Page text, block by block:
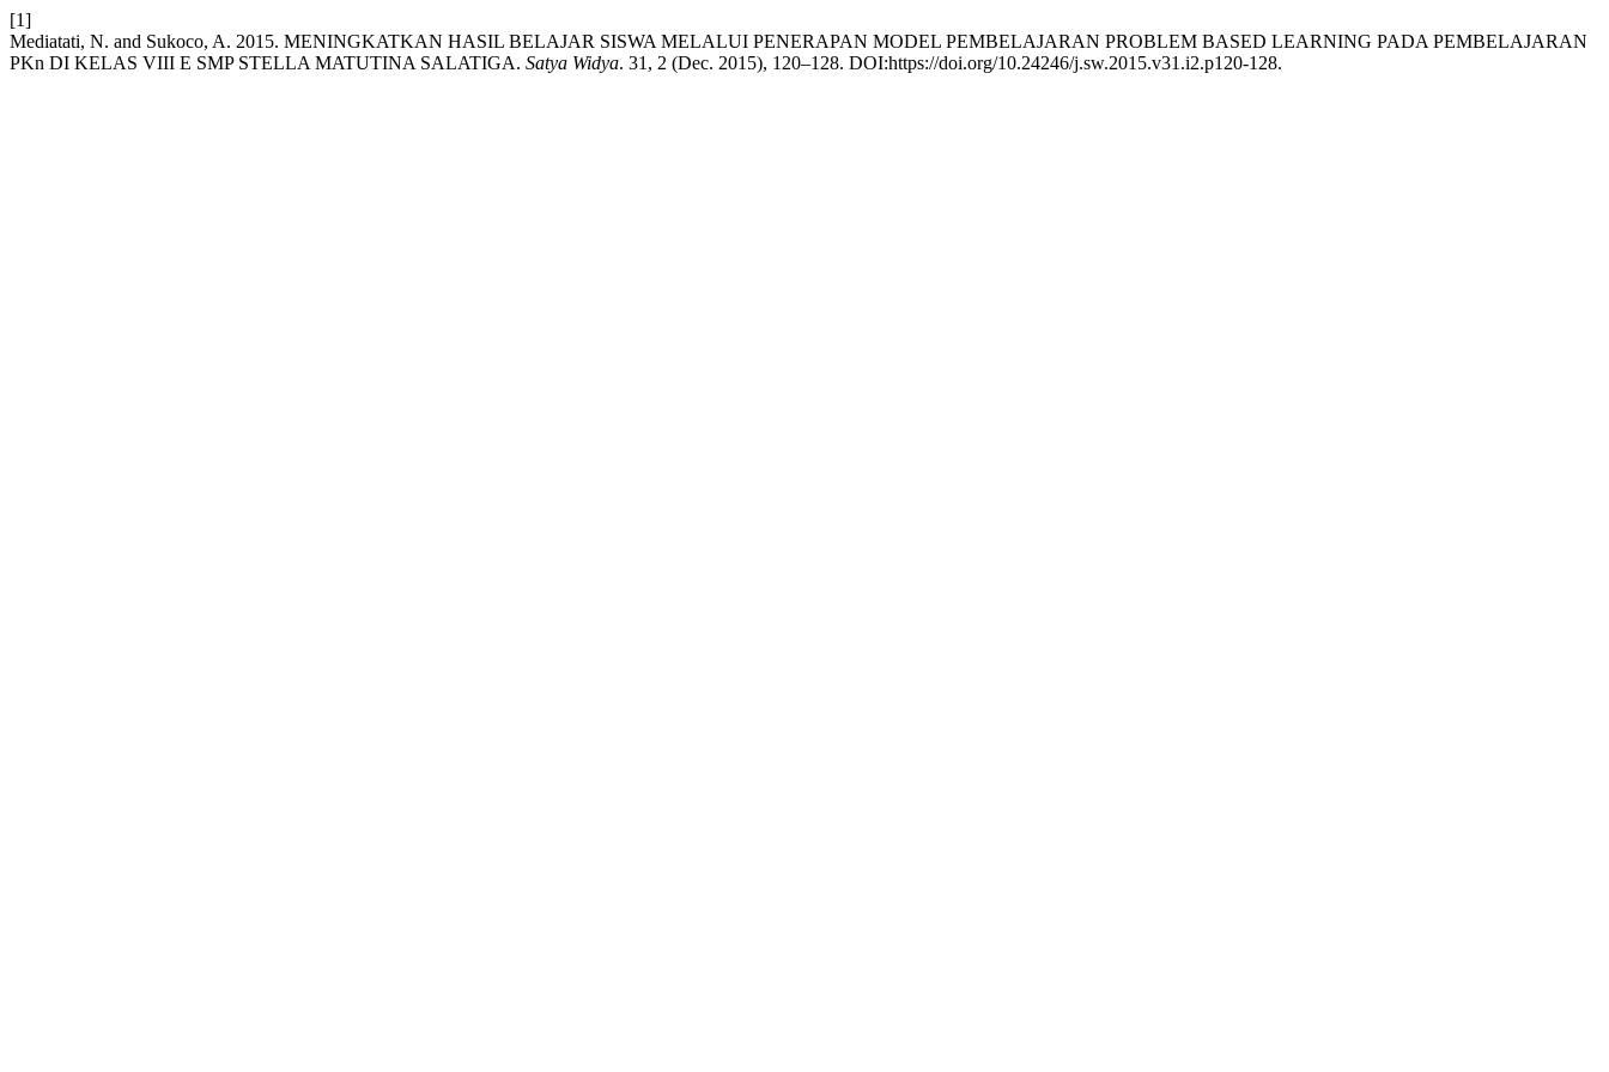
[1]
Mediatati, N. and Sukoco, A. 2015. MENINGKATKAN HASIL BELAJAR SISWA MELALUI PENERAPAN MODEL PEMBELAJARAN PROBLEM BASED LEARNING PADA PEMBELAJARAN
PKn DI KELAS VIII E SMP STELLA MATUTINA SALATIGA. Satya Widya. 31, 2 (Dec. 2015), 120–128. DOI:https://doi.org/10.24246/j.sw.2015.v31.i2.p120-128.